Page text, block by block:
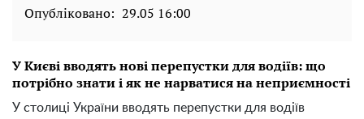
Опубліковано: 29.05 16:00
У Києві вводять нові перепустки для водіїв: що
потрібно знати і як не нарватися на неприємності
У столиці України вводять перепустки для водіїв